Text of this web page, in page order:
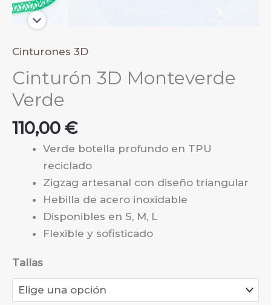
Cinturones 3D
Cinturón 3D Monteverde
Verde
110,00 €
Verde botella profundo en TPU
reciclado
Zigzag artesanal con diseño triangular
Hebilla de acero inoxidable
Disponibles en S, M, L
Flexible y sofisticado
Tallas